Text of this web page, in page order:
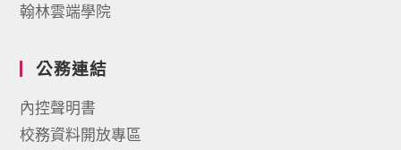
翰林雲端學院
公務連結
內控聲明書
校務資料開放專區